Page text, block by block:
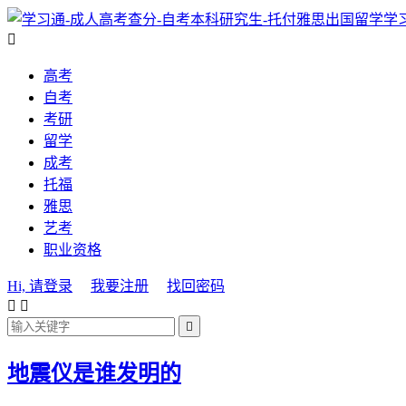
学

高考
自考
考研
留学
成考
托福
雅思
艺考
职业资格
Hi, 请登录 我要注册
找回密码
 

地震仪是谁发明的